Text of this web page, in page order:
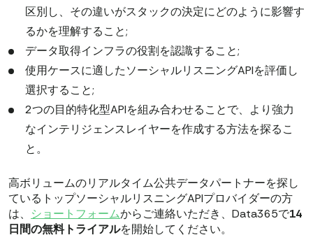
区別し、その違いがスタックの決定にどのように影響す
るかを理解すること;
データ取得インフラの役割を認識すること;
使用ケースに適したソーシャルリスニングAPIを評価し
選択すること;
2つの目的特化型APIを組み合わせることで、より強力
なインテリジェンスレイヤーを作成する方法を探るこ
と。
高ボリュームのリアルタイム公共データパートナーを探し
ているトップソーシャルリスニングAPIプロバイダーの方
は、 ショートフォームからご連絡いただき、Data365で14
日間の無料トライアルを開始してください。